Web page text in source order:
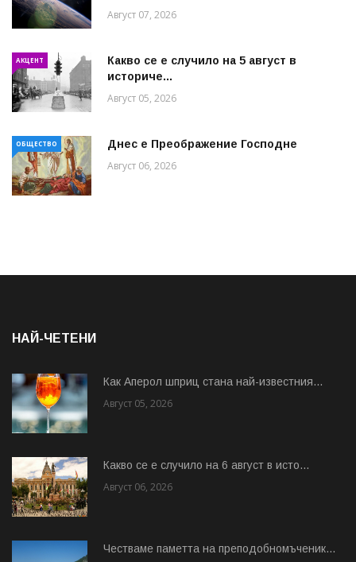
Август 07, 2026
АКЦЕНТ
Какво се е случило на 5 август в
историче...
Август 05, 2026
ОБЩЕСТВО Днес е Преображение Господне
Август 06, 2026
НАЙ-ЧЕТЕНИ
Как Аперол шприц стана най-известния...
Август 05, 2026
Какво се е случило на 6 август в исто...
Август 06, 2026
Честваме паметта на преподобномъченик...